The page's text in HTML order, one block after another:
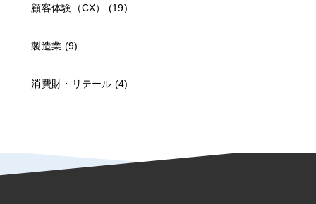
顧客体験（CX） (19)
製造業 (9)
消費財・リテール (4)